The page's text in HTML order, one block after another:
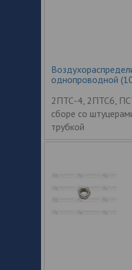
однопроводной
2ПТС-4, 2ПТС6,
сборе со
трубкой